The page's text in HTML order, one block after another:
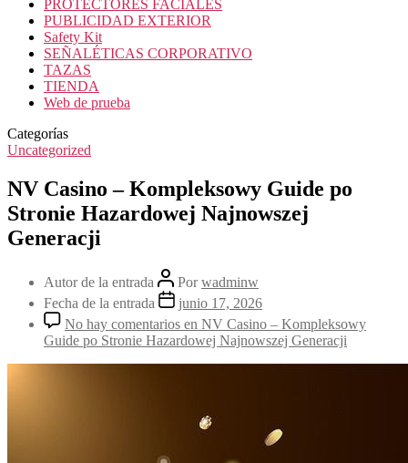
PROTECTORES FACIALES
PUBLICIDAD EXTERIOR
Safety Kit
SEÑALÉTICAS CORPORATIVO
TAZAS
TIENDA
Web de prueba
Categorías
Uncategorized
NV Casino – Kompleksowy Guide po
Stronie Hazardowej Najnowszej
Generacji
Autor de la entrada Porwadminw
Fecha de la entrada
junio 17, 2026
No hay comentarios en NV Casino – Kompleksowy
Guide po Stronie Hazardowej Najnowszej Generacji